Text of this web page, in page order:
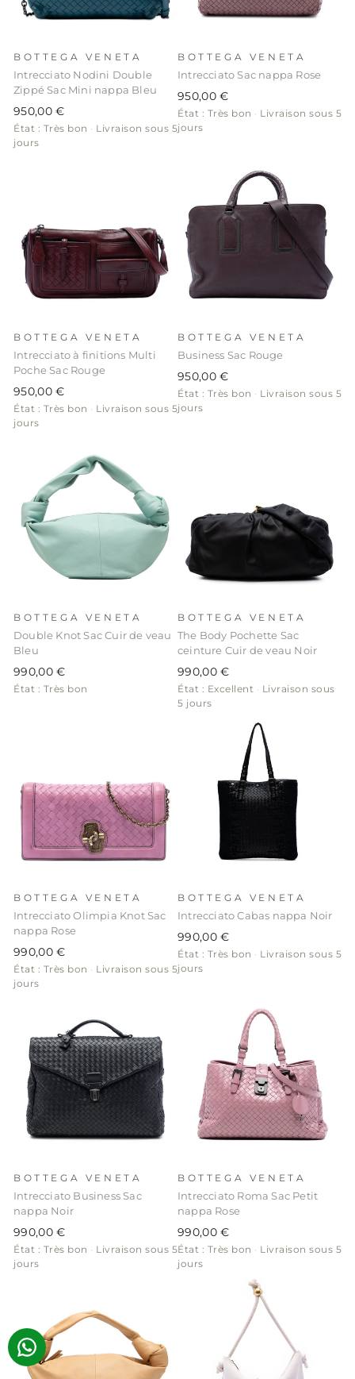
BOTTEGA VENETA
Intrecciato Nodini Double
Zippé Sac Mini nappa Bleu
950,00 €
État : Très bon · Livraison sous 5
jours
BOTTEGA VENETA
Intrecciato Sac nappa Rose
950,00 €
État : Très bon · Livraison sous 5
jours
BOTTEGA VENETA
Intrecciato à finitions Multi
Poche Sac Rouge
950,00 €
État : Très bon · Livraison sous 5
jours
BOTTEGA VENETA
Business Sac Rouge
950,00 €
État : Très bon · Livraison sous 5
jours
BOTTEGA VENETA
Double Knot Sac Cuir de veau
Bleu
990,00 €
État : Très bon
BOTTEGA VENETA
The Body Pochette Sac
ceinture Cuir de veau Noir
990,00 €
État : Excellent · Livraison sous
5 jours
BOTTEGA VENETA
Intrecciato Olimpia Knot Sac
nappa Rose
990,00 €
État : Très bon · Livraison sous 5
jours
BOTTEGA VENETA
Intrecciato Cabas nappa Noir
990,00 €
État : Très bon · Livraison sous 5
jours
BOTTEGA VENETA
Intrecciato Business Sac
nappa Noir
990,00 €
État : Très bon · Livraison sous 5
jours
BOTTEGA VENETA
Intrecciato Roma Sac Petit
nappa Rose
990,00 €
État : Très bon · Livraison sous 5
jours